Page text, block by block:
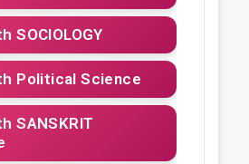
SOCIOLOGY
Political Science
SANSKRIT